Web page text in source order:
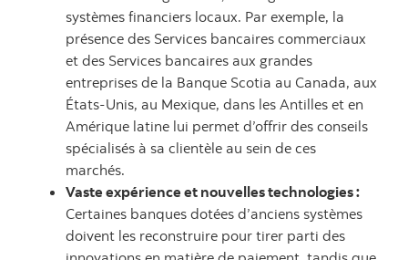
systèmes financiers locaux. Par exemple, la
présence des Services bancaires commerciaux
et des Services bancaires aux grandes
entreprises de la Banque Scotia au Canada, aux
États-Unis, au Mexique, dans les Antilles et en
Amérique latine lui permet d’offrir des conseils
spécialisés à sa clientèle au sein de ces
marchés.
Vaste expérience et nouvelles technologies :
Certaines banques dotées d’anciens systèmes
doivent les reconstruire pour tirer parti des